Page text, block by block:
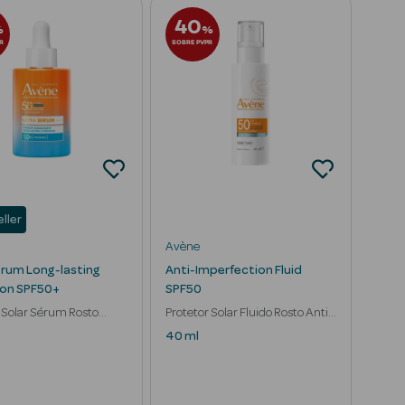
Long-lasting
SPF50+
Sérum Rosto
40%
SOBRE PVPR
Avène
Anti-Imperfection Fluid
SPF50
Protetor Solar Fluido Rosto Anti-
Imperfeições
40 ml